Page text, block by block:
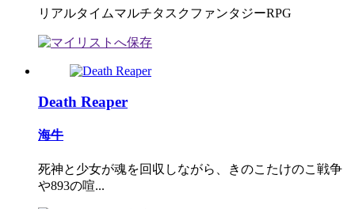
リアルタイムマルチタスクファンタジーRPG
Death Reaper
海牛
死神と少女が魂を回収しながら、きのこたけのこ戦争
や893の喧...